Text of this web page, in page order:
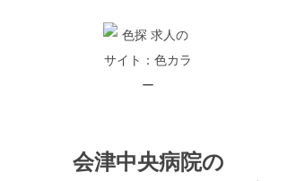
会津中央病院の